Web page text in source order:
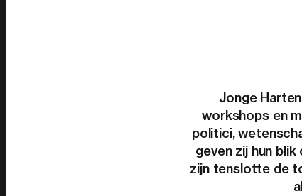
Jonge
workshops en
politici,
geven zij hun
zijn tenslotte de